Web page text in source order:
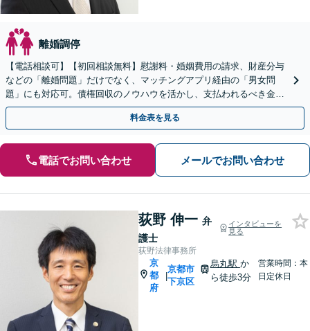
離婚調停
【電話相談可】【初回相談無料】慰謝料・婚姻費用の請求、財産分与
などの「離婚問題」だけでなく、マッチングアプリ経由の「男女問
題」にも対応可。債権回収のノウハウを活かし、支払われるべき金銭
を依頼者さまの方にお届けいたします
料金表を見る
電話でお問い合わせ メールでお問い合わせ
荻野 伸一 弁
護士
インタビューを
見る
荻野法律事務所
京
都
府
|
京都市
下京区
烏丸駅 か
ら徒歩3分
営業時間：本
日定休日